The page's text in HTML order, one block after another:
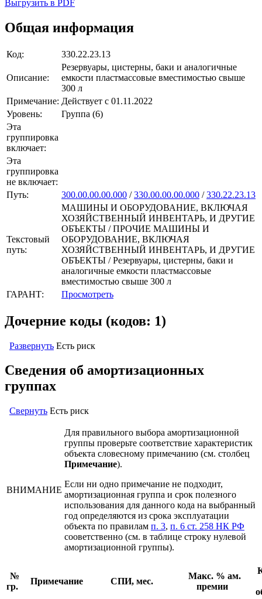
Выгрузить в PDF
Общая информация
Код: 330.22.23.13
Описание:
Резервуары, цистерны, баки и аналогичные
емкости пластмассовые вместимостью свыше
300 л
Примечание: Действует с 01.11.2022
Уровень:
Группа (6)
Эта
группировка
включает:
Эта
группировка
не включает:
Путь:
300.00.00.00.000 /330.00.00.00.000 /330.22.23.13
Текстовый
путь:
МАШИНЫ И ОБОРУДОВАНИЕ, ВКЛЮЧАЯ
ХОЗЯЙСТВЕННЫЙ ИНВЕНТАРЬ, И ДРУГИЕ
ОБЪЕКТЫ / ПРОЧИЕ МАШИНЫ И
ОБОРУДОВАНИЕ, ВКЛЮЧАЯ
ХОЗЯЙСТВЕННЫЙ ИНВЕНТАРЬ, И ДРУГИЕ
ОБЪЕКТЫ / Резервуары, цистерны, баки и
аналогичные емкости пластмассовые
вместимостью свыше 300 л
ГАРАНТ:
Просмотреть
Дочерние коды (кодов: 1)
Развернуть Есть риск
Сведения об амортизационных
группах
Свернуть Есть риск
ВНИМАНИЕ
Для правильного выбора амортизационной
группы проверьте соответствие характеристик
объекта словесному примечанию (см. столбец
Примечание).
Если ни одно примечание не подходит,
амортизационная группа и срок полезного
использования для данного кода на выбранный
год определяются из срока эксплуатации
объекта по правилам п. 3, п. 6 ст. 258 НК РФ
сооветственно (см. в таблице строку нулевой
амортизационной группы).
№
гр.
Примечание СПИ, мес.
Макс. % ам.
премии